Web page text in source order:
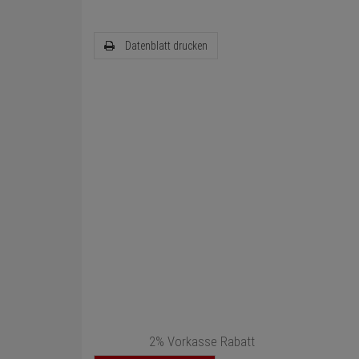
Datenblatt drucken
2% Vorkasse Rabatt